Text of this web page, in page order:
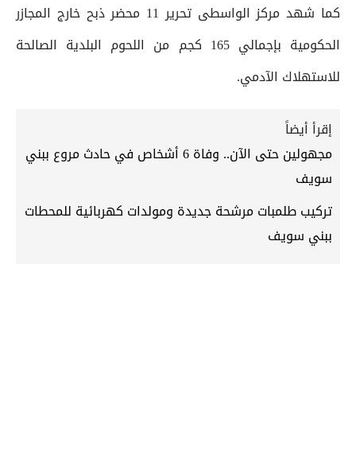
كما شهد مركز الواسطى تحرير 11 محضر ذبح خارج المجازر
الحكومية بإجمالي 165 كجم من اللحوم البلدية الصالحة
للاستهلاك الآدمي.
إقرأ أيضاً
مجهولين حتى الآن.. وفاة 6 أشخاص في حادث مروع ببني
سويف
تركيب طلمبات مرشحة جديدة ومولدات كهربائية للمحطات
ببني سويف